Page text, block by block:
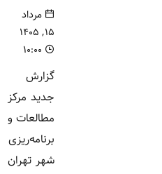
مرداد
گزارش
جدید مرکز
مطالعات و
برنامه‌ریزی
شهر تهران